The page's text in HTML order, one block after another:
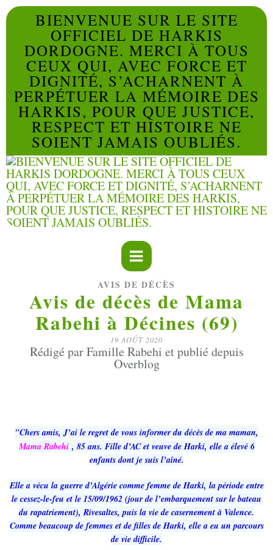
BIENVENUE SUR LE SITE
OFFICIEL DE HARKIS
DORDOGNE. MERCI À TOUS
CEUX QUI, AVEC FORCE ET
DIGNITÉ, S’ACHARNENT À
PERPÉTUER LA MÉMOIRE DES
HARKIS, POUR QUE JUSTICE,
RESPECT ET HISTOIRE NE
SOIENT JAMAIS OUBLIÉS.
AVIS DE DÉCÈS
Avis de décès de Mama
Rabehi à Décines (69)
19 AOÛT 2020
Rédigé par Famille Rabehi et publié depuis
Overblog
"Chers amis, J’ai le regret de vous informer du décès de ma maman,
Mama Rabehi , 85 ans. Fille d’AC et veuve de Harki, elle a élevé 6
enfants dont je suis l’aîné.
Elle a vécu la guerre d’Algérie comme femme de Harki, la période entre
le cessez-le-feu et le 15/09/1962 (jour de l’embarquement sur le bateau
du rapatriement), Rivesaltes, puis la vie de casernement à Valence.
Comme beaucoup de femmes et de filles de Harki, elle a eu un parcours
de vie difficile.